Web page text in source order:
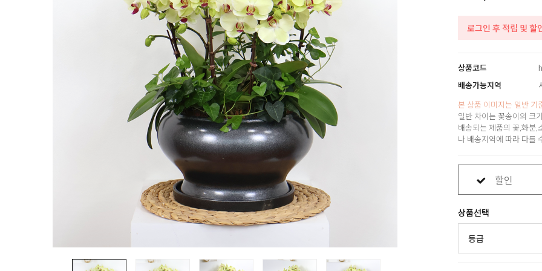
로그인 후 적립 및 할
상품코드
배송가능지역
본 상품 이미지는 일반 기
일반 차이는 꽃송이의 크
배송되는 제품의 꽃,화분,
나 배송지역에 따라 다를
할인
상품선택